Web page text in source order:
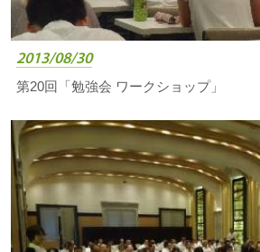
2013/08/30
第20回「勉強会 ワークショップ」